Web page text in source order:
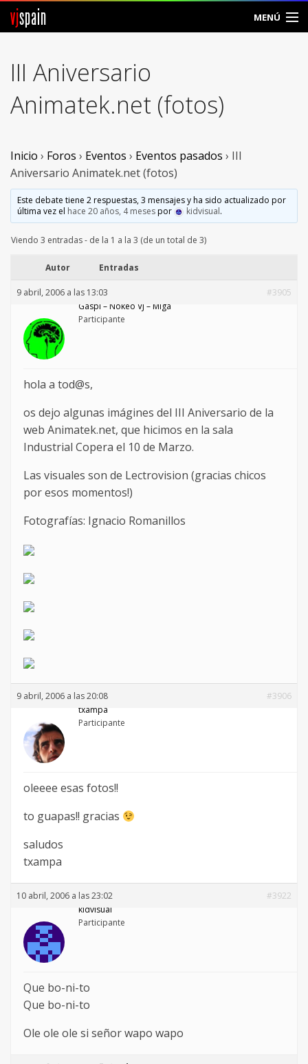
vjspain MENÚ
Foros
Noticias
Vjspain
Ayuda
Contacto
Entrar
III Aniversario
Animatek.net (fotos)
Inicio › Foros › Eventos › Eventos pasados › III
Aniversario Animatek.net (fotos)
Este debate tiene 2 respuestas, 3 mensajes y ha sido actualizado por
última vez el hace 20 años, 4 mesespor kidvisual.
Viendo 3 entradas - de la 1 a la 3 (de un total de 3)
Autor Entradas
9 abril, 2006 a las 13:03
#3905
Gaspi – Nökeö VJ – Miga
Participante
hola a tod@s,
os dejo algunas imágines del III Aniversario de la
web Animatek.net, que hicimos en la sala
Industrial Copera el 10 de Marzo.
Las visuales son de Lectrovision (gracias chicos
por esos momentos!)
Fotografías: Ignacio Romanillos
9 abril, 2006 a las 20:08
#3906
txampa
Participante
oleeee esas fotos!!
to guapas!! gracias
saludos
txampa
10 abril, 2006 a las 23:02
#3922
kidvisual
Participante
Que bo-ni-to
Que bo-ni-to
Ole ole ole si señor wapo wapo